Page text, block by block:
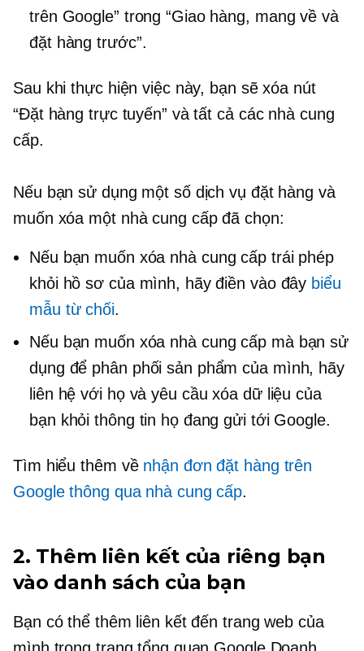
trên Google” trong “Giao hàng, mang về và
đặt hàng trước”.
Sau khi thực hiện việc này, bạn sẽ xóa nút
“Đặt hàng trực tuyến” và tất cả các nhà cung
cấp.
Nếu bạn sử dụng một số dịch vụ đặt hàng và
muốn xóa một nhà cung cấp đã chọn:
Nếu bạn muốn xóa nhà cung cấp trái phép
khỏi hồ sơ của mình, hãy điền vào đây biểu
mẫu từ chối.
Nếu bạn muốn xóa nhà cung cấp mà bạn sử
dụng để phân phối sản phẩm của mình, hãy
liên hệ với họ và yêu cầu xóa dữ liệu của
bạn khỏi thông tin họ đang gửi tới Google.
Tìm hiểu thêm về nhận đơn đặt hàng trên
Google thông qua nhà cung cấp.
2. Thêm liên kết của riêng bạn
vào danh sách của bạn
Bạn có thể thêm liên kết đến trang web của
mình trong trang tổng quan Google Doanh